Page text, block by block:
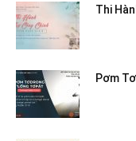
Thi
Pơm